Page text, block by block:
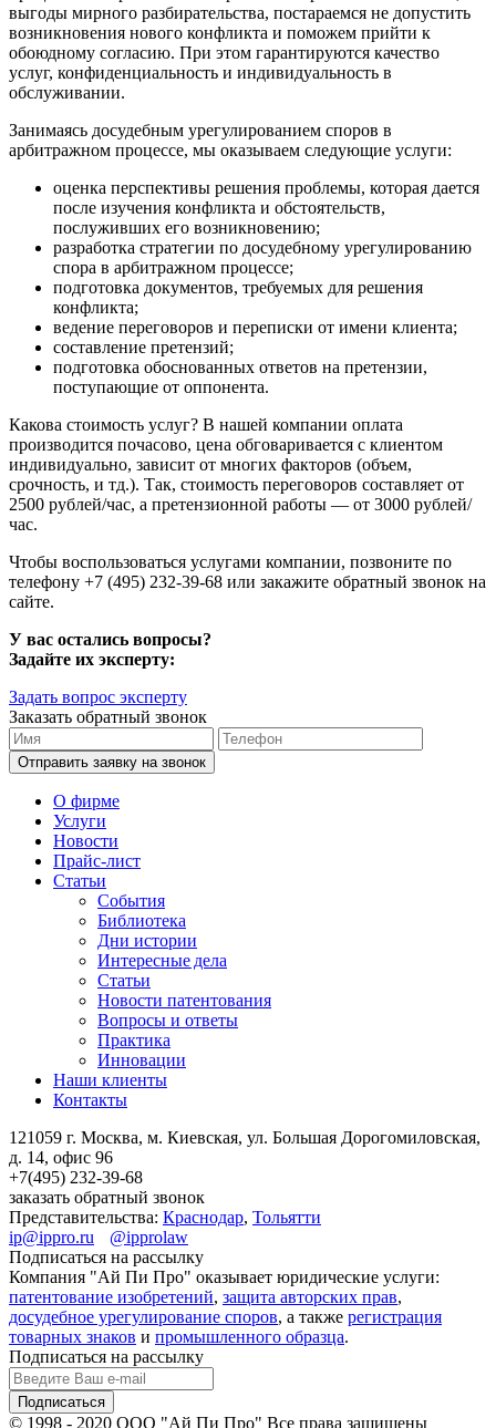
выгоды мирного разбирательства, постараемся не допустить
возникновения нового конфликта и поможем прийти к
обоюдному согласию. При этом гарантируются качество
услуг, конфиденциальность и индивидуальность в
обслуживании.
Занимаясь досудебным урегулированием споров в
арбитражном процессе, мы оказываем следующие услуги:
оценка перспективы решения проблемы, которая дается
после изучения конфликта и обстоятельств,
послуживших его возникновению;
разработка стратегии по досудебному урегулированию
спора в арбитражном процессе;
подготовка документов, требуемых для решения
конфликта;
ведение переговоров и переписки от имени клиента;
составление претензий;
подготовка обоснованных ответов на претензии,
поступающие от оппонента.
Какова стоимость услуг? В нашей компании оплата
производится почасово, цена обговаривается с клиентом
индивидуально, зависит от многих факторов (объем,
срочность, и тд.). Так, стоимость переговоров составляет от
2500 рублей/час, а претензионной работы — от 3000 рублей/
час.
Чтобы воспользоваться услугами компании, позвоните по
телефону +7 (495) 232-39-68 или закажите обратный звонок на
сайте.
У вас остались вопросы?
Задайте их эксперту:
Задать вопрос эксперту
Заказать обратный звонок
О фирме
Услуги
Новости
Прайс-лист
Статьи
События
Библиотека
Дни истории
Интересные дела
Статьи
Новости патентования
Вопросы и ответы
Практика
Инновации
Наши клиенты
Контакты
121059 г. Москва, м. Киевская, ул. Большая Дорогомиловская,
д. 14, офис 96
+7(495) 232-39-68
заказать обратный звонок
Представительства: Краснодар, Тольятти
ip@ippro.ru
@ipprolaw
Подписаться на рассылку
Компания "Ай Пи Про" оказывает юридические услуги:
патентование изобретений, защита авторских прав,
досудебное урегулирование споров, а также регистрация
товарных знаков и промышленного образца.
Подписаться на рассылку
© 1998 - 2020 ООО "Ай Пи Про" Все права защищены